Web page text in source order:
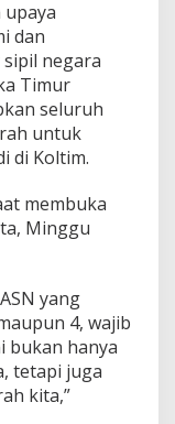
upaya
dan
negara
Timur
seluruh
untuk
di Koltim.
membuka
Minggu
yang
4, wajib
bukan hanya
tetapi juga
kita,”